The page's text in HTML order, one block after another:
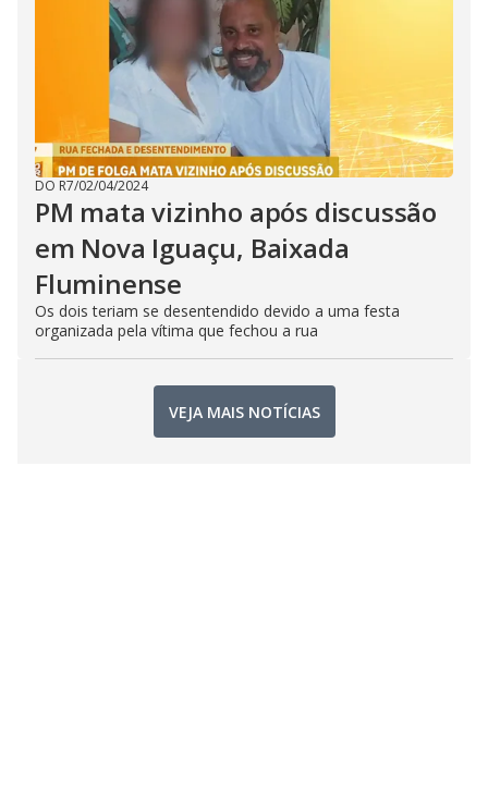
DO R7/02/04/2024
PM mata vizinho após discussão
em Nova Iguaçu, Baixada
Fluminense
Os dois teriam se desentendido devido a uma festa
organizada pela vítima que fechou a rua
VEJA MAIS NOTÍCIAS